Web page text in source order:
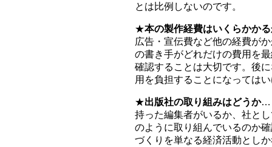
とは比例しないのです。
★本の製作経費はいくらかか
広告・宣伝費など他の経費が
の書き手がどれだけの費用を
確認することは大切です。後
用を負担することになっては
★出版社の取り組みはどうか
持った編集者がいるか、社と
のように取り組んでいるのか
づくりを単なる経済活動とし